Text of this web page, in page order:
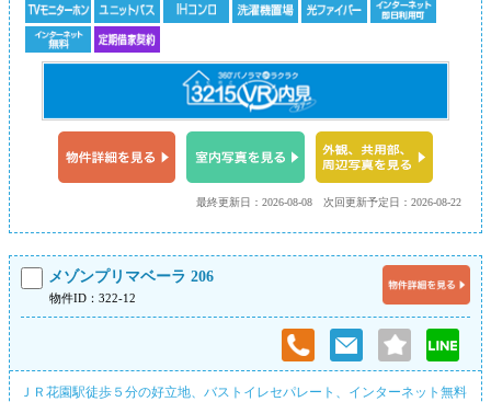
次回更新予定日：2026-08-22
最終更新日：2026-08-08
メゾンプリマベーラ 206
物件ID：322-12
ＪＲ花園駅徒歩５分の好立地、バストイレセパレート、インターネット無料